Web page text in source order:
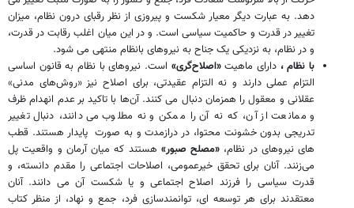
دهد. به عبارت دیگر معیار شکست و پیروزی از نظر رقبای درون نظام، میزان
تغییر در قدرت و حاکمیت سیاسی است. و در این میان اغلب رقابت در قدرت،
و در نظام، به نزدیکی یک جناح به نیروهای بانظام منتهی می شود.
با نظام، دارای ماهیت«اصلاح‌گری» است. نیروهای با نظام به قانون اساسی
التزام عملی دارند و نه التزام عقیدتی، برای اصلاح نیز «روش‌های مدنی»
عقلانی و معقول را همزمان دنبال می کنند. آن‌ها با تاکید بر عدم انهدام ظرف
و ممانعت از آن، که نه آن را ممکن و نه مطلوب می دانند، دنبال تغییر
تدریجی بدون خشونت محتوا، در درازمدت و به صورت پایدار هستند. قطب
های نیروهای در نظام، «مصلح صبور» هستند که میان آرمان و واقعیت پل
می‌زنند. آنان برای تحقق خیرعمومی، اصلاحات اجتماعی را مقدم دانسته، و
قدرت سیاسی را فرزند اصلاح اجتماعی و یا شکست آن می دانند. آنان
معتقدند برای هر توسعه ای، توانمندسازی فرد، جمع و نهاد، از منظر کتاب